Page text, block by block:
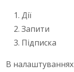
Дії
Запити
Підписка
В